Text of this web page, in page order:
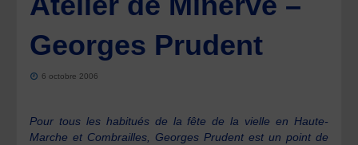
Georges Prudent
6 octobre 2006
Pour tous les habitués de la fête de la vielle en Haute-
Marche et Combrailles, Georges Prudent est un point de